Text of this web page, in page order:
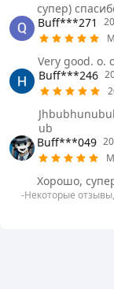
супер)
Buff***271
Very good. o.
Buff***246
ub
Buff***049
Хорошо,
-Некоторые